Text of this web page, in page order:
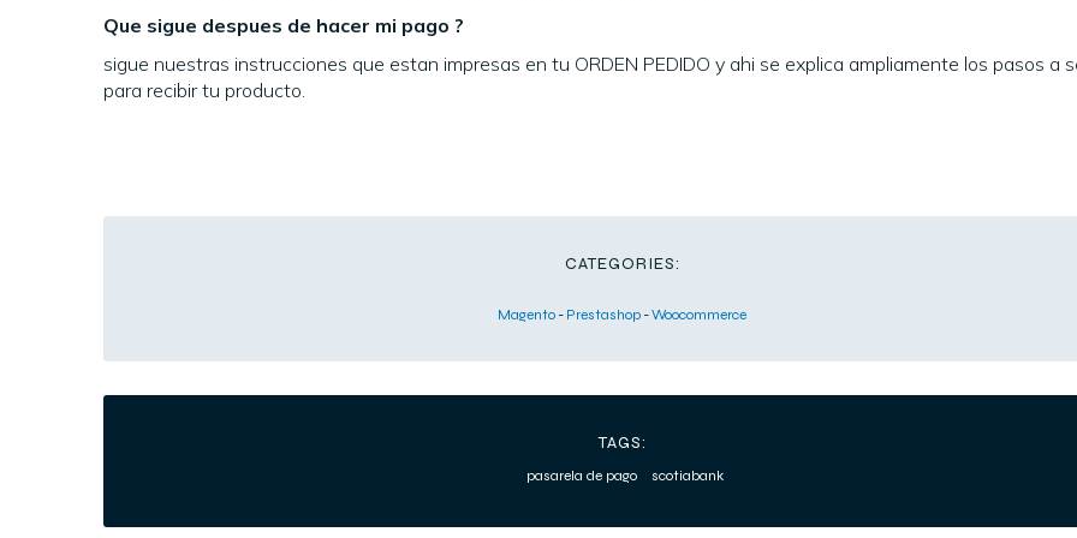
Que sigue despues de hacer mi pago ?
sigue nuestras instrucciones que estan impresas en tu ORDEN PEDIDO y ahi se explica ampliamente los pasos a
para recibir tu producto.
CATEGORIES:
Magento - Prestashop -Woocommerce
TAGS:
pasarela de pago scotiabank